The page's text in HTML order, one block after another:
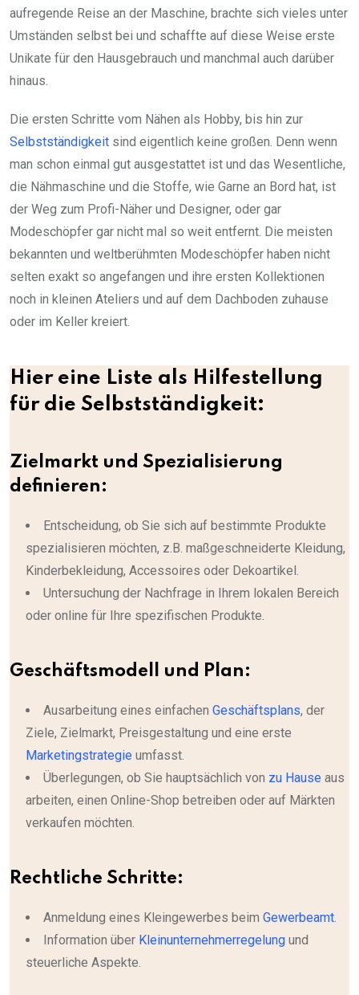
aufregende Reise an der Maschine, brachte sich vieles unter
Umständen selbst bei und schaffte auf diese Weise erste
Unikate für den Hausgebrauch und manchmal auch darüber
hinaus.
Die ersten Schritte vom Nähen als Hobby, bis hin zur
Selbstständigkeit sind eigentlich keine großen. Denn wenn
man schon einmal gut ausgestattet ist und das Wesentliche,
die Nähmaschine und die Stoffe, wie Garne an Bord hat, ist
der Weg zum Profi-Näher und Designer, oder gar
Modeschöpfer gar nicht mal so weit entfernt. Die meisten
bekannten und weltberühmten Modeschöpfer haben nicht
selten exakt so angefangen und ihre ersten Kollektionen
noch in kleinen Ateliers und auf dem Dachboden zuhause
oder im Keller kreiert.
Hier eine Liste als Hilfestellung
für die Selbstständigkeit:
Zielmarkt und Spezialisierung
definieren:
Entscheidung, ob Sie sich auf bestimmte Produkte
spezialisieren möchten, z.B. maßgeschneiderte Kleidung,
Kinderbekleidung, Accessoires oder Dekoartikel.
Untersuchung der Nachfrage in Ihrem lokalen Bereich
oder online für Ihre spezifischen Produkte.
Geschäftsmodell und Plan:
Ausarbeitung eines einfachen Geschäftsplans, der
Ziele, Zielmarkt, Preisgestaltung und eine erste
Marketingstrategie umfasst.
Überlegungen, ob Sie hauptsächlich von zu Hause aus
arbeiten, einen Online-Shop betreiben oder auf Märkten
verkaufen möchten.
Rechtliche Schritte:
Anmeldung eines Kleingewerbes beim Gewerbeamt.
Information über Kleinunternehmerregelung und
steuerliche Aspekte.